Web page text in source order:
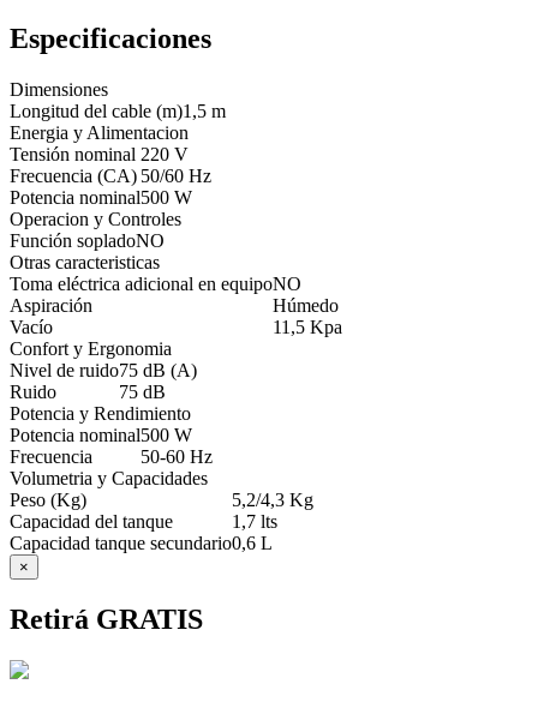
Especificaciones
Dimensiones
Longitud del cable (m)1,5 m
Energia y Alimentacion
Tensión nominal 220 V
Frecuencia (CA) 50/60 Hz
Potencia nominal500 W
Operacion y Controles
Función sopladoNO
Otras caracteristicas
Toma eléctrica adicional en equipoNO
Aspiración
Húmedo
Vacío
11,5 Kpa
Confort y Ergonomia
Nivel de ruido75 dB (A)
Ruido
75 dB
Potencia y Rendimiento
Potencia nominal500 W
Frecuencia
50-60 Hz
Volumetria y Capacidades
Peso (Kg)
5,2/4,3 Kg
Capacidad del tanque
1,7 lts
Capacidad tanque secundario0,6 L
×
Retirá GRATIS